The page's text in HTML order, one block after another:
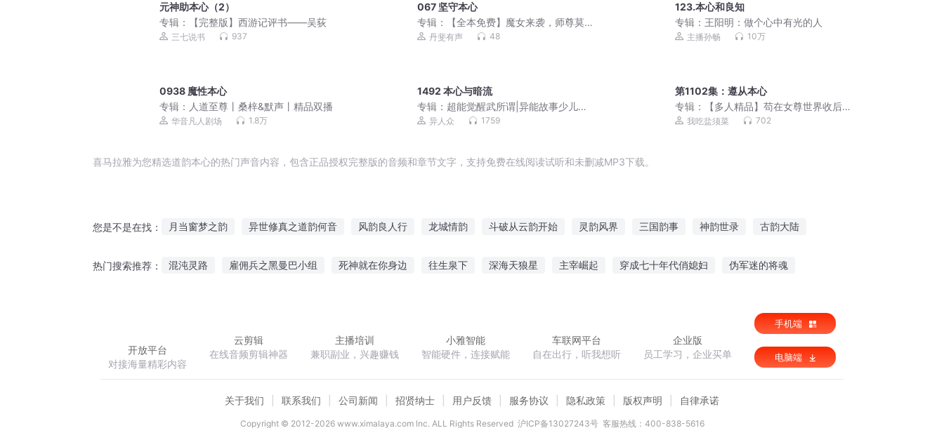
元神助本心（2）
专辑：
【完整版】西游记评书——吴荻
三七说书 937
067 坚守本心
专辑：
【全本免费】魔女来袭，师尊莫
逃|言情|仙魔大战
丹斐有声 48
123.本心和良知
专辑： 王阳明：做个心中有光的人
主播孙畅 10万
0938 魔性本心
专辑： 人道至尊丨桑梓&默声丨精品双播
华音凡人剧场 1.8万
1492 本心与暗流
专辑： 超能觉醒武所谓|异能故事少儿版|
千面世界
异人众 1759
第1102集：遵从本心
专辑：
【多人精品】苟在女尊世界收后
宫|女权|爆笑异世修仙
我吃盐须菜 702
喜马拉雅为您精选道韵本心的热门声音内容，包含正品授权完整版的音频和章节文字，支持免费在线阅读试听和未删减MP3下载。
您是不是在找： 月当窗梦之韵 异世修真之道韵何音 风韵良人行 龙城情韵 斗破从云韵开始 灵韵风界 三国韵事 神韵世录 古韵大陆
热门搜索推荐： 混沌灵路 雇佣兵之黑曼巴小组 死神就在你身边 往生泉下 深海天狼星 主宰崛起 穿成七十年代俏媳妇 伪军迷的将魂
开放平台
对接海量精彩内容
云剪辑
在线音频剪辑神器
主播培训
兼职副业，兴趣赚钱
小雅智能
智能硬件，连接赋能
车联网平台
自在出行，听我想听
企业版
员工学习，企业买单
手机端
电脑端
关于我们 联系我们 公司新闻 招贤纳士 用户反馈 服务协议 隐私政策 版权声明 自律承诺
Copyright © 2012-2026www.ximalaya.com lnc. ALL Rights Reserved 沪ICP备13027243号 客服热线：400-838-5616